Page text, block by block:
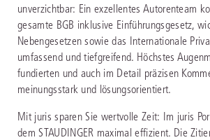
unverzichtbar: Ein exzellentes Autorenteam
gesamte BGB inklusive Einführungsgesetz,
Nebengesetzen sowie das Internationale
umfassend und tiefgreifend. Höchstes
fundierten und auch im Detail präzisen
meinungsstark und lösungsorientiert.
Mit juris sparen Sie wertvolle Zeit: Im juris
dem STAUDINGER maximal effizient. Die